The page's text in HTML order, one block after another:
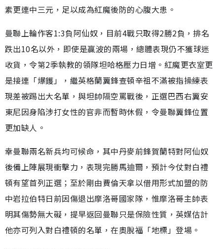
素更連中三元，足以成為紅魔後防的心腹大患。
曼聯上輪作客1:3負阿仙奴，目前4戰只取得2勝2負，排名
跌出10名以外，即使是贏波的兩場，總體表現仍不獲球迷
收貨，令第2季執教的領隊坦哈格壓力日增。紅魔更衣室更
是接連「爆鑊」，繼英格蘭翼鋒查頓辛祖不滿被指操練表
現差被踢出大名單，與坦帥隔空罵戰後，正選巴西右翼安
東尼因身陷涉打女性的官非而暫時休假，令曼聯翼鋒位置
更加缺人。
幸曼聯兩名新兵均可候命，其中丹麥前鋒賀蘭特對阿仙奴
後備上陣展現衝擊力，表現完勝馬迪爾，預計今仗對白禮
頓有望首列正選；至於剛由費倫天拿以借用形式加盟的防
中岩拉伯特日前因傷退出摩洛哥國家隊，惟摩洛哥主帥表
明其傷勢無大礙，提早返回曼聯只是保險性質，英媒估計
他亦可列入對白禮頓的名單，在奧脫福「地標」登場。